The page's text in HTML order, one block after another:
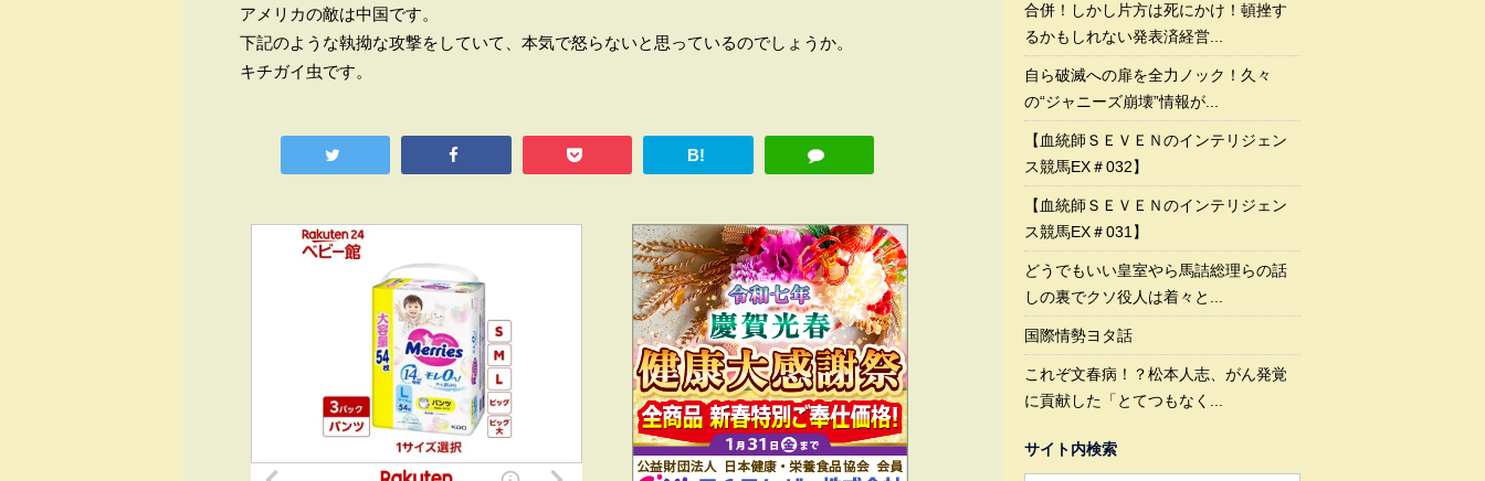
アメリカの敵は中国です。
下記のような執拗な攻撃をしていて、本気で怒らないと思っているのでしょうか。
キチガイ虫です。
B!
合併！しかし片方は死にかけ！頓挫す
るかもしれない発表済経営...
自ら破滅への扉を全力ノック！久々
の“ジャニーズ崩壊”情報が...
【血統師ＳＥＶＥＮのインテリジェン
ス競馬EX＃032】
【血統師ＳＥＶＥＮのインテリジェン
ス競馬EX＃031】
どうでもいい皇室やら馬詰総理らの話
しの裏でクソ役人は着々と...
国際情勢ヨタ話
これぞ文春病！？松本人志、がん発覚
に貢献した「とてつもなく...
サイト内検索